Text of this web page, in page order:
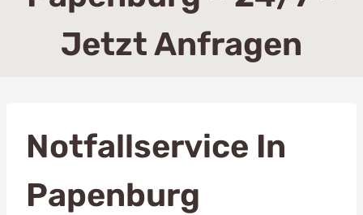
Jetzt Anfragen
Notfallservice In
Papenburg